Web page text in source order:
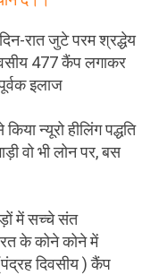
रात जुटे परम श्रद्धेय
477 कैंप लगाकर
इलाज
न्यूरो हीलिंग पद्धति
वो भी लोन पर, बस
में सच्चे संत
के कोने कोने में
दिवसीय ) कैंप